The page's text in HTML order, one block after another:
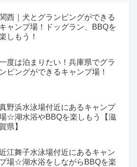
関西｜犬とグランピングができる
キャンプ場！ドッグラン、BBQを
しもう！
度は泊まりたい！兵庫県でグラ
ンピングができるキャンプ場！
野浜水泳場付近にあるキャンプ
☆湖水浴やBBQを楽しもう【滋
県】
江舞子水泳場付近にあるキャン
プ場☆湖水浴をしながらBBQを楽